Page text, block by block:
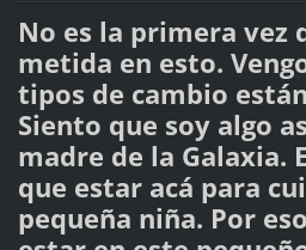
No es la primera vez
metida en esto.
tipos de cambio
Siento que soy algo
madre de la Galaxia.
que estar acá para
pequeña niña. Por